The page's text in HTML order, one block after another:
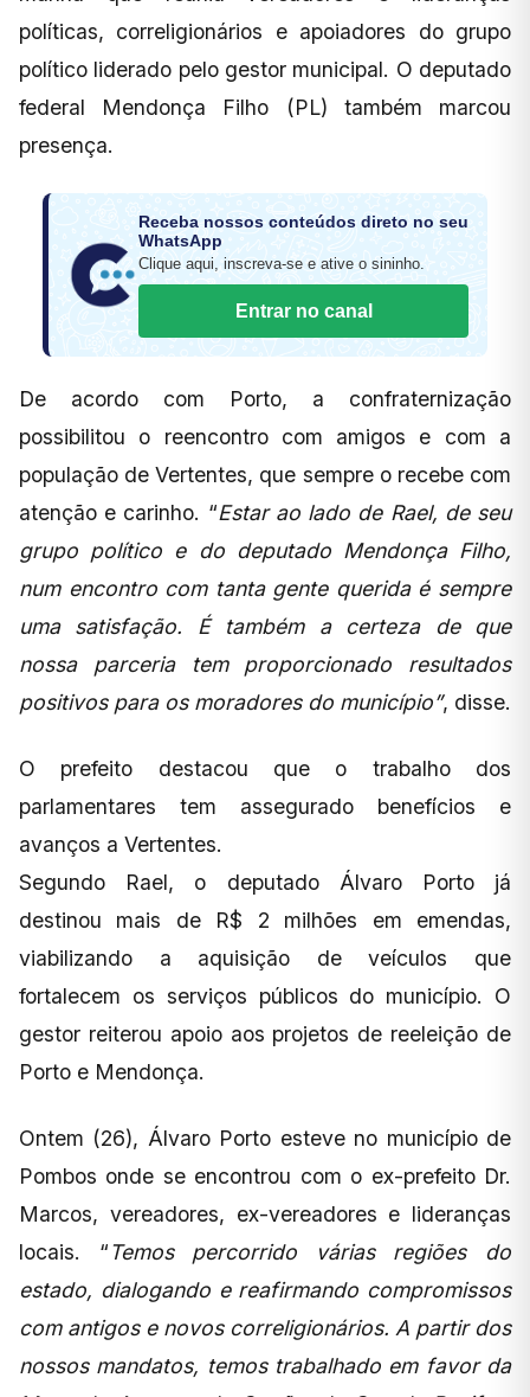
políticas, correligionários e apoiadores do grupo
político liderado pelo gestor municipal. O deputado
federal Mendonça Filho (PL) também marcou
presença.
Receba nossos conteúdos direto no seu
WhatsApp
Clique aqui, inscreva-se e ative o sininho.
Entrar no canal
De acordo com Porto, a confraternização
possibilitou o reencontro com amigos e com a
população de Vertentes, que sempre o recebe com
atenção e carinho. “Estar ao lado de Rael, de seu
grupo político e do deputado Mendonça Filho,
num encontro com tanta gente querida é sempre
uma satisfação. É também a certeza de que
nossa parceria tem proporcionado resultados
positivos para os moradores do município”, disse.
O prefeito destacou que o trabalho dos
parlamentares tem assegurado benefícios e
avanços a Vertentes.
Segundo Rael, o deputado Álvaro Porto já
destinou mais de R$ 2 milhões em emendas,
viabilizando a aquisição de veículos que
fortalecem os serviços públicos do município. O
gestor reiterou apoio aos projetos de reeleição de
Porto e Mendonça.
Ontem (26), Álvaro Porto esteve no município de
Pombos onde se encontrou com o ex-prefeito Dr.
Marcos, vereadores, ex-vereadores e lideranças
locais. “Temos percorrido várias regiões do
estado, dialogando e reafirmando compromissos
com antigos e novos correligionários. A partir dos
nossos mandatos, temos trabalhado em favor da